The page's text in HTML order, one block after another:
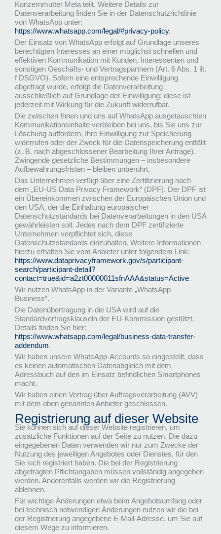
Konzernmutter Meta teilt. Weitere Details zur
Datenverarbeitung finden Sie in der Datenschutzrichtlinie
von WhatsApp unter:
https://www.whatsapp.com/legal/#privacy-policy.
Der Einsatz von WhatsApp erfolgt auf Grundlage unseres
berechtigten Interesses an einer möglichst schnellen und
effektiven Kommunikation mit Kunden, Interessenten und
sonstigen Geschäfts- und Vertragspartnern (Art. 6 Abs. 1 lit.
f DSGVO). Sofern eine entsprechende Einwilligung
abgefragt wurde, erfolgt die Datenverarbeitung
ausschließlich auf Grundlage der Einwilligung; diese ist
jederzeit mit Wirkung für die Zukunft widerrufbar.
Die zwischen Ihnen und uns auf WhatsApp ausgetauschten
Kommunikationsinhalte verbleiben bei uns, bis Sie uns zur
Löschung auffordern, Ihre Einwilligung zur Speicherung
widerrufen oder der Zweck für die Datenspeicherung entfällt
(z. B. nach abgeschlossener Bearbeitung Ihrer Anfrage).
Zwingende gesetzliche Bestimmungen – insbesondere
Aufbewahrungsfristen – bleiben unberührt.
Das Unternehmen verfügt über eine Zertifizierung nach
dem „EU-US Data Privacy Framework“ (DPF). Der DPF ist
ein Übereinkommen zwischen der Europäischen Union und
den USA, der die Einhaltung europäischer
Datenschutzstandards bei Datenverarbeitungen in den USA
gewährleisten soll. Jedes nach dem DPF zertifizierte
Unternehmen verpflichtet sich, diese
Datenschutzstandards einzuhalten. Weitere Informationen
hierzu erhalten Sie vom Anbieter unter folgendem Link:
https://www.dataprivacyframework.gov/s/participant-
search/participant-detail?
contact=true&id=a2zt00000011sfnAAA&status=Active.
Wir nutzen WhatsApp in der Variante „WhatsApp
Business“.
Die Datenübertragung in die USA wird auf die
Standardvertragsklauseln der EU-Kommission gestützt.
Details finden Sie hier:
https://www.whatsapp.com/legal/business-data-transfer-
addendum.
Wir haben unsere WhatsApp-Accounts so eingestellt, dass
es keinen automatischen Datenabgleich mit dem
Adressbuch auf den im Einsatz befindlichen Smartphones
macht.
Wir haben einen Vertrag über Auftragsverarbeitung (AVV)
mit dem oben genannten Anbieter geschlossen.
Registrierung auf dieser Website
Sie können sich auf dieser Website registrieren, um
zusätzliche Funktionen auf der Seite zu nutzen. Die dazu
eingegebenen Daten verwenden wir nur zum Zwecke der
Nutzung des jeweiligen Angebotes oder Dienstes, für den
Sie sich registriert haben. Die bei der Registrierung
abgefragten Pflichtangaben müssen vollständig angegeben
werden. Anderenfalls werden wir die Registrierung
ablehnen.
Für wichtige Änderungen etwa beim Angebotsumfang oder
bei technisch notwendigen Änderungen nutzen wir die bei
der Registrierung angegebene E-Mail-Adresse, um Sie auf
diesem Wege zu informieren.